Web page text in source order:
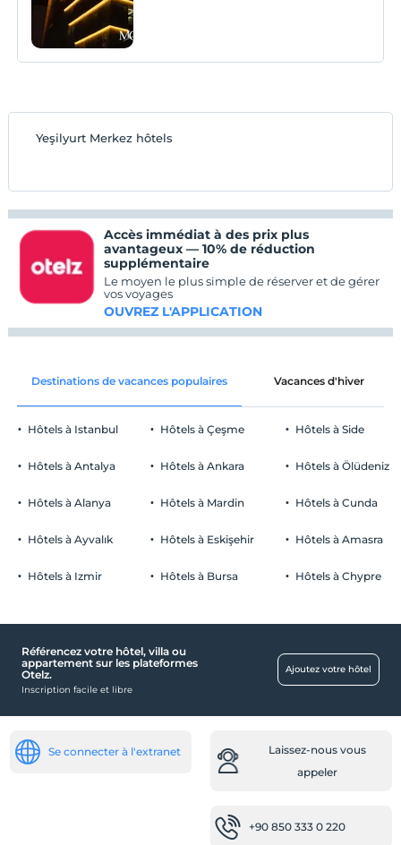
Yeşilyurt Merkez hôtels
Accès immédiat à des prix plus
avantageux — 10% de réduction
supplémentaire
Le moyen le plus simple de réserver et de gérer
vos voyages
OUVREZ L'APPLICATION
Destinations de vacances populaires Vacances d'hiver
Hôtels à Istanbul
Hôtels à Antalya
Hôtels à Alanya
Hôtels à Ayvalık
Hôtels à Izmir
Hôtels à Çeşme
Hôtels à Ankara
Hôtels à Mardin
Hôtels à Eskişehir
Hôtels à Bursa
Hôtels à Side
Hôtels à Ölüdeniz
Hôtels à Cunda
Hôtels à Amasra
Hôtels à Chypre
Référencez votre hôtel, villa ou
appartement sur les plateformes
Otelz.
Inscription facile et libre
Ajoutez votre hôtel
Se connecter à l'extranet
Laissez-nous vous
appeler
+90 850 333 0 220